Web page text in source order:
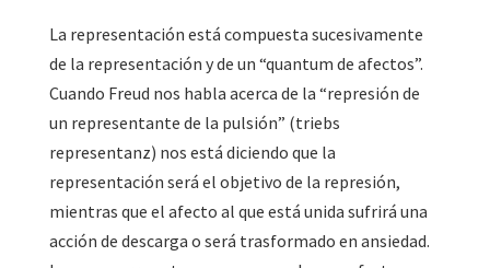
La representación está compuesta sucesivamente
de la representación y de un “quantum de afectos”.
Cuando Freud nos habla acerca de la “represión de
un representante de la pulsión” (triebs
representanz) nos está diciendo que la
representación será el objetivo de la represión,
mientras que el afecto al que está unida sufrirá una
acción de descarga o será trasformado en ansiedad.